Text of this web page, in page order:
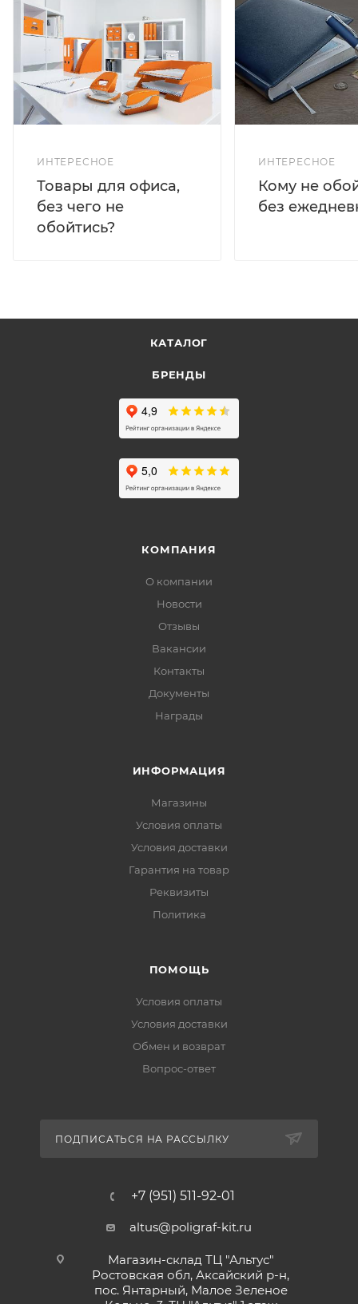
ИНТЕРЕСНОЕ
Товары для офиса,
без чего не
обойтись?
ИНТЕРЕСНОЕ
Кому не
без
КАТАЛОГ
БРЕНДЫ
КОМПАНИЯ
О компании
Новости
Отзывы
Вакансии
Контакты
Документы
Награды
ИНФОРМАЦИЯ
Магазины
Условия оплаты
Условия доставки
Гарантия на товар
Реквизиты
Политика
ПОМОЩЬ
Условия оплаты
Условия доставки
Обмен и возврат
Вопрос-ответ
ПОДПИСАТЬСЯ НА РАССЫЛКУ
+7 (951) 511-92-01
altus@poligraf-kit.ru
Магазин-склад ТЦ "Альтус"
Ростовская обл, Аксайский р-н,
пос. Янтарный, Малое Зеленое